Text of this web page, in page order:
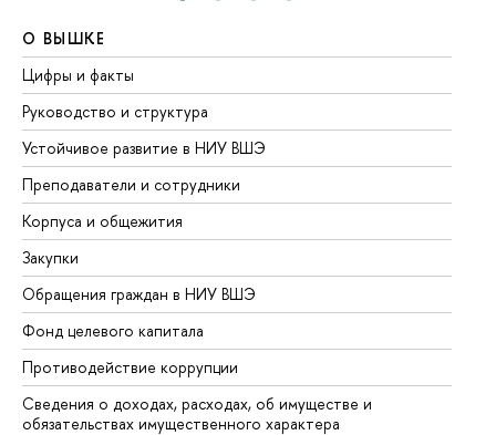
О ВЫШКЕ
Цифры и факты
Руководство и структура
Устойчивое развитие в НИУ ВШЭ
Преподаватели и сотрудники
Корпуса и общежития
Закупки
Обращения граждан в НИУ ВШЭ
Фонд целевого капитала
Противодействие коррупции
Сведения о доходах, расходах, об имуществе и
обязательствах имущественного характера